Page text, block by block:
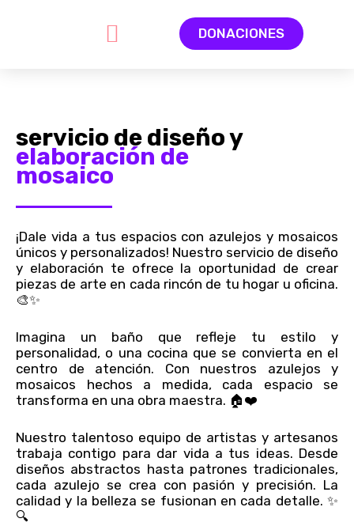
DONACIONES
servicio de diseño y
elaboración de
mosaico
¡Dale vida a tus espacios con azulejos y mosaicos
únicos y personalizados! Nuestro servicio de diseño
y elaboración te ofrece la oportunidad de crear
piezas de arte en cada rincón de tu hogar u oficina.
🎨✨
Imagina un baño que refleje tu estilo y
personalidad, o una cocina que se convierta en el
centro de atención. Con nuestros azulejos y
mosaicos hechos a medida, cada espacio se
transforma en una obra maestra. 🏠❤️
Nuestro talentoso equipo de artistas y artesanos
trabaja contigo para dar vida a tus ideas. Desde
diseños abstractos hasta patrones tradicionales,
cada azulejo se crea con pasión y precisión. La
calidad y la belleza se fusionan en cada detalle. ✨
🔍